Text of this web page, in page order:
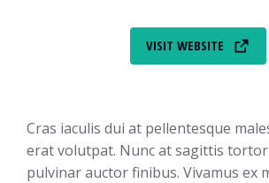
VISIT WEBSITE
Cras iaculis dui at pellentesque
erat volutpat. Nunc at sagittis
pulvinar auctor finibus. Vivamus ex